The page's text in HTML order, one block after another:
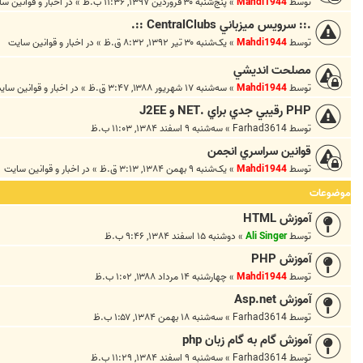
.:: سرويس ميزباني CentralClubs ::.
توسطMahdi1944
»یک‌شنبه ۳۰ تیر ۱۳۹۲, ۸:۳۲ ق.ظ » در اخبار و قوانين سايت
مصلحت انديشي
توسطMahdi1944
»سه‌شنبه ۱۷ شهریور ۱۳۸۸, ۳:۴۷ ق.ظ » در اخبار و قوانين
PHP رقيبي جدي براي .NET و J2EE
توسطFarhad3614
»سه‌شنبه ۹ اسفند ۱۳۸۴, ۱۱:۰۳ ب.ظ
قوانين سراسري انجمن
توسطMahdi1944
»یک‌شنبه ۹ بهمن ۱۳۸۴, ۳:۱۳ ق.ظ » در اخبار و قوانين سايت
موضوعات
آموزش HTML
توسطAli Singer
» دوشنبه ۱۵ اسفند ۱۳۸۴, ۹:۴۶ ب.ظ
آموزش PHP
توسطMahdi1944
»چهارشنبه ۱۴ مرداد ۱۳۸۸, ۱:۰۲ ب.ظ
آموزش Asp.net
توسطFarhad3614
»سه‌شنبه ۱۸ بهمن ۱۳۸۴, ۱:۵۷ ب.ظ
آموزش گام به گام زبان php
توسطFarhad3614
»سه‌شنبه ۹ اسفند ۱۳۸۴, ۱۱:۲۹ ب.ظ